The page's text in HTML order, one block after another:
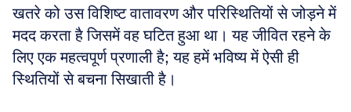
खतरे को उस विशिष्ट वातावरण और परिस्थितियों से जोड़ने में
मदद करता है जिसमें वह घटित हुआ था। यह जीवित रहने के
लिए एक महत्वपूर्ण प्रणाली है; यह हमें भविष्य में ऐसी ही
स्थितियों से बचना सिखाती है।